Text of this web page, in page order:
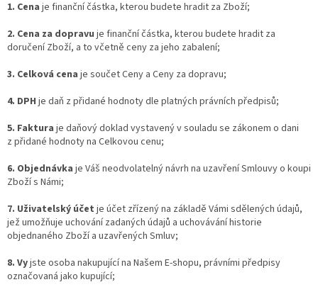
1. Cena je finanční částka, kterou budete hradit za Zboží;
2. Cena za dopravu je finanční částka, kterou budete hradit za
doručení Zboží, a to včetně ceny za jeho zabalení;
3. Celková cena je součet Ceny a Ceny za dopravu;
4. DPH je daň z přidané hodnoty dle platných právních předpisů;
5. Faktura je daňový doklad vystavený v souladu se zákonem o dani
z přidané hodnoty na Celkovou cenu;
6. Objednávka je Váš neodvolatelný návrh na uzavření Smlouvy o koupi
Zboží s Námi;
7. Uživatelský účet je účet zřízený na základě Vámi sdělených údajů,
jež umožňuje uchování zadaných údajů a uchovávání historie
objednaného Zboží a uzavřených Smluv;
8. Vyjste osoba nakupující na Našem E-shopu, právními předpisy
označovaná jako kupující;